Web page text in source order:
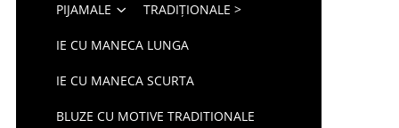
PIJAMALE TRADIȚIONALE >
IE CU MANECA LUNGA
IE CU MANECA SCURTA
BLUZE CU MOTIVE TRADITIONALE